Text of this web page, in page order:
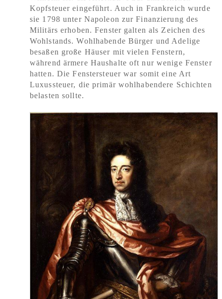
Kopfsteuer eingeführt. Auch in Frankreich wurde
sie 1798 unter Napoleon zur Finanzierung des
Militärs erhoben. Fenster galten als Zeichen des
Wohlstands. Wohlhabende Bürger und Adelige
besaßen große Häuser mit vielen Fenstern,
während ärmere Haushalte oft nur wenige Fenster
hatten. Die Fenstersteuer war somit eine Art
Luxussteuer, die primär wohlhabendere Schichten
belasten sollte.